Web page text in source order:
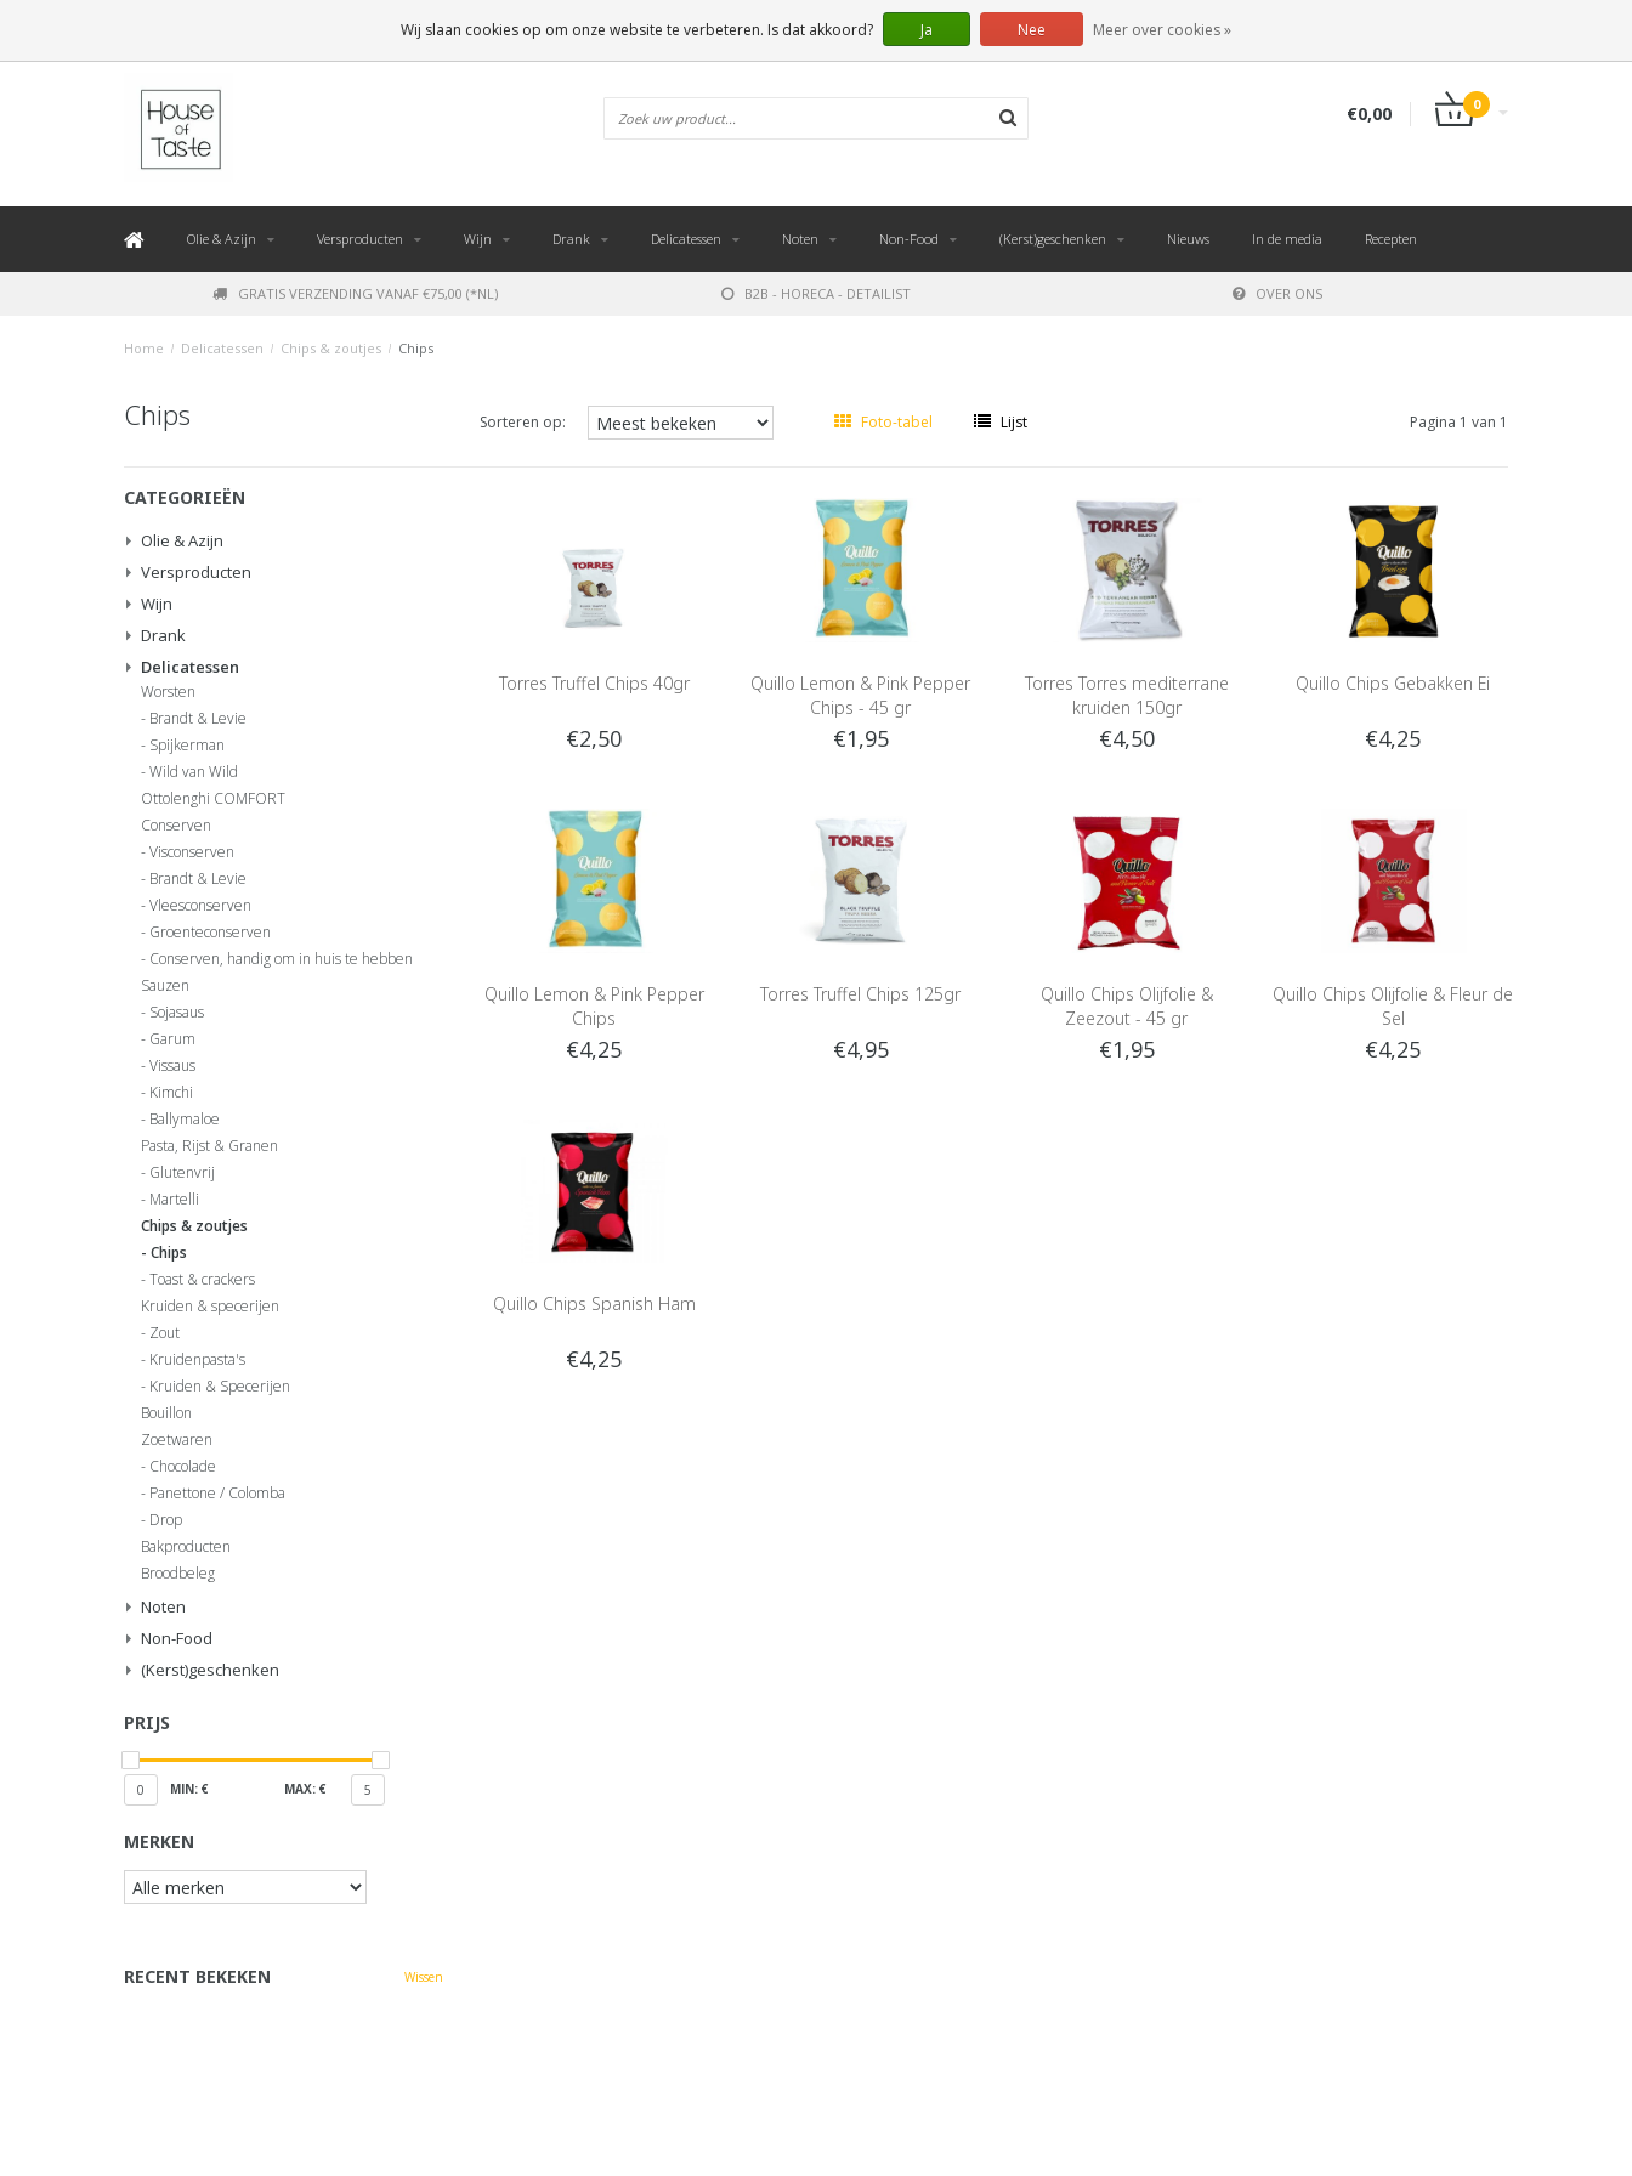
NL
€0,00 0
Olie & Azijn Versproducten Wijn Drank Delicatessen Noten Non-Food (Kerst)geschenken Nieuws In de media Recepten
GRATIS VERZENDING VANAF €75,00 (*NL) B2B - HORECA - DETAILIST OVER ONS
Home / Delicatessen / Chips & zoutjes / Chips
Chips Sorteren op: Foto-tabel Lijst Pagina 1 van 1
CATEGORIEËN
Olie & Azijn
Versproducten
Wijn
Drank
Delicatessen
Worsten
Brandt & Levie
Spijkerman
Wild van Wild
Ottolenghi COMFORT
Conserven
Visconserven
Brandt & Levie
Vleesconserven
Groenteconserven
Conserven, handig om in huis te hebben
Sauzen
Sojasaus
Garum
Vissaus
Kimchi
Ballymaloe
Pasta, Rijst & Granen
Glutenvrij
Martelli
Chips & zoutjes
Chips
Toast & crackers
Kruiden & specerijen
Zout
Kruidenpasta's
Kruiden & Specerijen
Bouillon
Zoetwaren
Chocolade
Panettone / Colomba
Drop
Bakproducten
Broodbeleg
Noten
Non-Food
(Kerst)geschenken
PRIJS
0 MIN: € MAX: € 5
MERKEN
RECENT BEKEKEN Wissen
Torres Truffel Chips 40gr
€2,50
Quillo Lemon & Pink Pepper
Chips - 45 gr
€1,95
Torres Torres mediterrane
kruiden 150gr
€4,50
Quillo Chips Gebakken Ei
€4,25
Quillo Lemon & Pink Pepper
Chips
€4,25
Torres Truffel Chips 125gr
€4,95
Quillo Chips Olijfolie &
Zeezout - 45 gr
€1,95
Quillo Chips Olijfolie & Fleur de
Sel
€4,25
Quillo Chips Spanish Ham
€4,25
Wij slaan cookies op om onze website te verbeteren. Is dat akkoord? Ja Nee Meer over cookies »